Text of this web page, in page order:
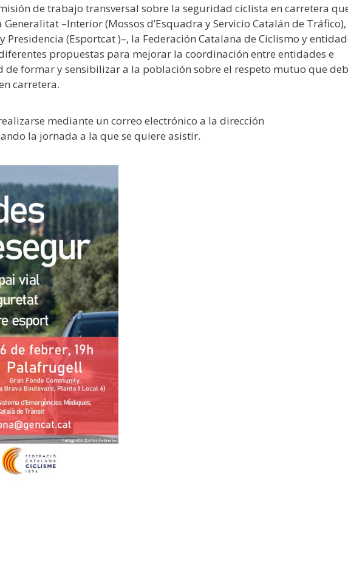
de trabajo transversal sobre la seguridad ciclista en carretera
–Interior (Mossos d’Esquadra y Servicio Catalán de
Presidencia (Esportcat )–, la Federación Catalana de Ciclismo y
propuestas para mejorar la coordinación entre entidades e
de formar y sensibilizar a la población sobre el respeto mutuo que
carretera.
mediante un correo electrónico a la dirección
la jornada a la que se quiere asistir.